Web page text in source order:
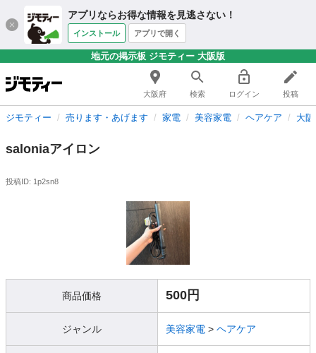
アプリならお得な情報を見逃さない！
インストール アプリで開く
地元の掲示板 ジモティー 大阪版
大阪府 検索 ログイン 投稿
ジモティー 売ります・あげます 家電 美容家電 ヘアケア 大
saloniaアイロン
投稿ID: 1p2sn8
商品価格 500円
ジャンル 美容家電 > ヘアケア